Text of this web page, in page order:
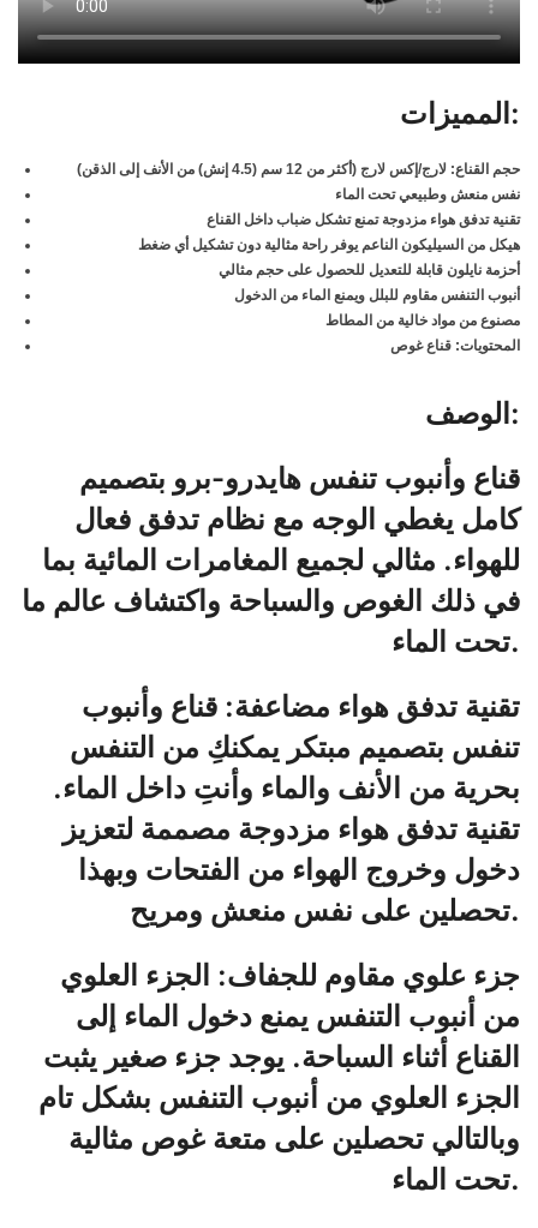
المميزات:
حجم القناع: لارج/إكس لارج (أكثر من 12 سم (4.5 إنش) من الأنف إلى الذقن)
نفس منعش وطبيعي تحت الماء
تقنية تدفق هواء مزدوجة تمنع تشكل ضباب داخل القناع
هيكل من السيليكون الناعم يوفر راحة مثالية دون تشكيل أي ضغط
أحزمة نايلون قابلة للتعديل للحصول على حجم مثالي
أنبوب التنفس مقاوم للبلل ويمنع الماء من الدخول
مصنوع من مواد خالية من المطاط
المحتويات: قناع غوص
الوصف:
قناع وأنبوب تنفس هايدرو-برو بتصميم
كامل يغطي الوجه مع نظام تدفق فعال
للهواء. مثالي لجميع المغامرات المائية بما
في ذلك الغوص والسباحة واكتشاف عالم ما
تحت الماء.
تقنية تدفق هواء مضاعفة: قناع وأنبوب
تنفس بتصميم مبتكر يمكنكِ من التنفس
بحرية من الأنف والماء وأنتِ داخل الماء.
تقنية تدفق هواء مزدوجة مصممة لتعزيز
دخول وخروج الهواء من الفتحات وبهذا
تحصلين على نفس منعش ومريح.
جزء علوي مقاوم للجفاف: الجزء العلوي
من أنبوب التنفس يمنع دخول الماء إلى
القناع أثناء السباحة. يوجد جزء صغير يثبت
الجزء العلوي من أنبوب التنفس بشكل تام
وبالتالي تحصلين على متعة غوص مثالية
تحت الماء.